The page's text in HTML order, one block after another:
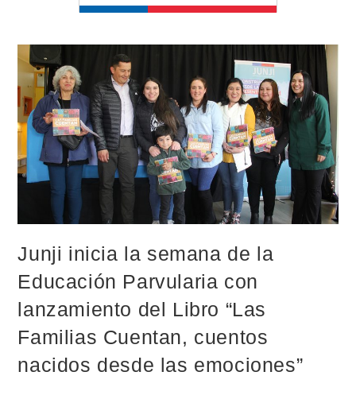
Junji inicia la semana de la
Educación Parvularia con
lanzamiento del Libro “Las
Familias Cuentan, cuentos
nacidos desde las emociones”